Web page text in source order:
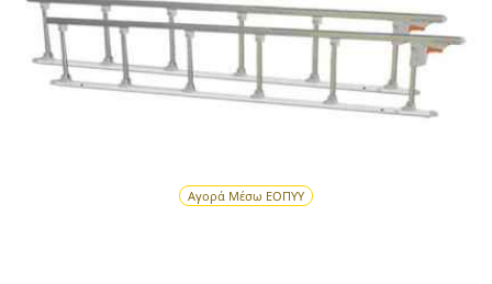
Αγορά Μέσω ΕΟΠΥΥ